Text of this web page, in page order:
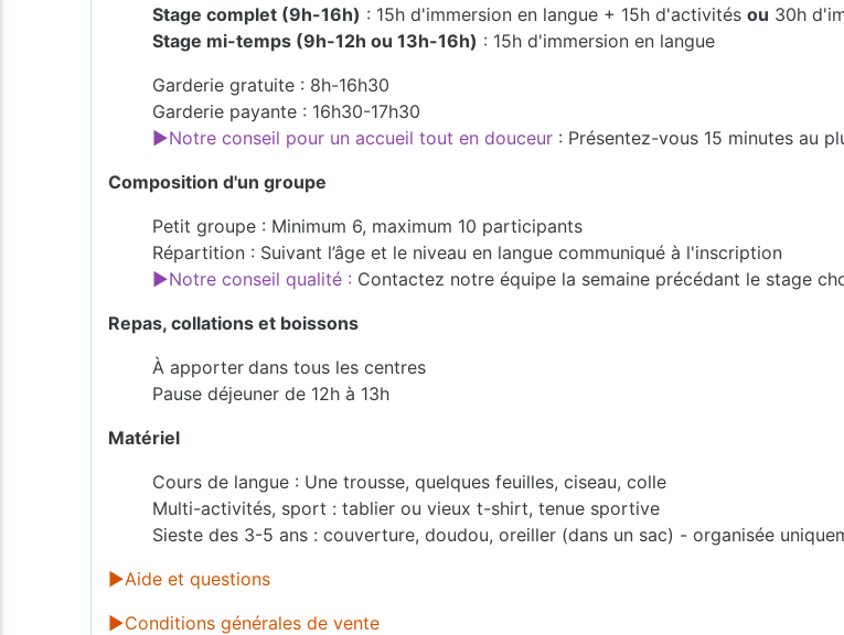
Stage complet (9h-16h) : 15h d'immersion en langue + 15h d'activitésou 30h
Stage mi-temps (9h-12h ou 13h-16h) : 15h d'immersion en langue
Garderie gratuite : 8h-16h30
Garderie payante : 16h30-17h30
►Notre conseil pour un accueil tout en douceur : Présentez-vous 15 minutes au
Composition d'un groupe
Petit groupe : Minimum 6, maximum 10 participants
Répartition : Suivant l’âge et le niveau en langue communiqué à l'inscription
►Notre conseil qualité : Contactez notre équipe la semaine précédant le stage
Repas, collations et boissons
À apporter dans tous les centres
Pause déjeuner de 12h à 13h
Matériel
Cours de langue : Une trousse, quelques feuilles, ciseau, colle
Multi-activités, sport : tablier ou vieux t-shirt, tenue sportive
Sieste des 3-5 ans : couverture, doudou, oreiller (dans un sac) - organisée
►Aide et questions
►Conditions générales de vente